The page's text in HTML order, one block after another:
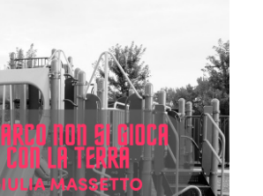
di
Adrian
Tchaikovsky